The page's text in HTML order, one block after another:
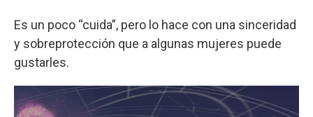
Es un poco “cuida”, pero lo hace con una sinceridad
y sobreprotección que a algunas mujeres puede
gustarles.